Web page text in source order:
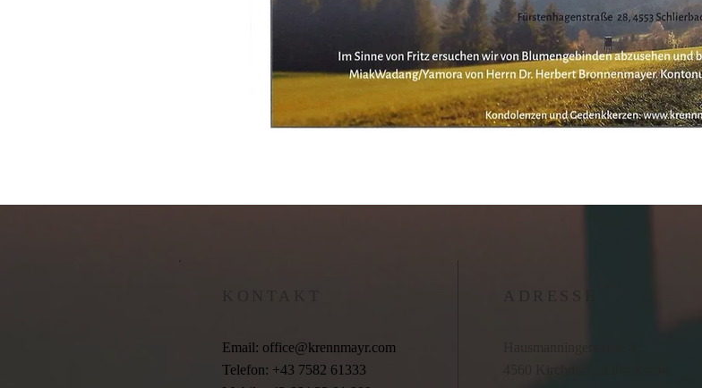
Email: office@krennmayr.com
Telefon: +43 7582 61333